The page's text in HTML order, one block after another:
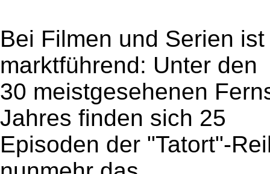
Bei Filmen und Serien
marktführend: Unter den
30 meistgesehenen
Jahres finden sich 25
Episoden der "Tatort"-